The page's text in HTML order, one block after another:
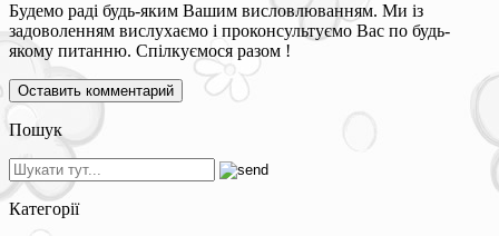
Будемо раді будь-яким Вашим висловлюванням. Ми із
задоволенням вислухаємо і проконсультуємо Вас по будь-
якому питанню. Спілкуємося разом !
Пошук
Категорії